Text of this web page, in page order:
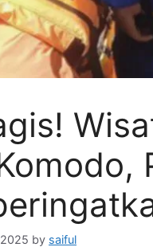
by saiful